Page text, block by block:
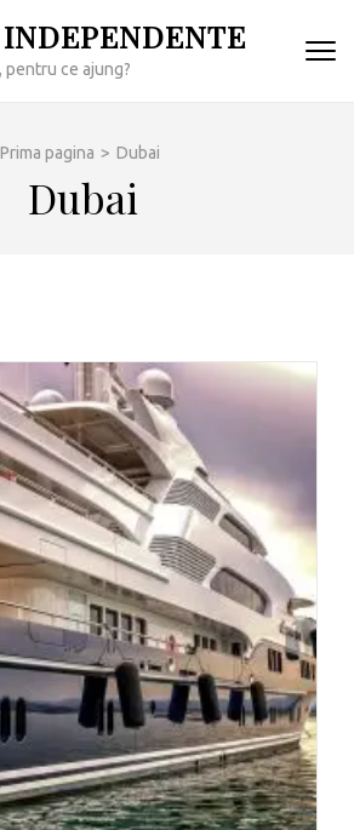
pentru ce ajung?
Prima pagina > Dubai
Dubai